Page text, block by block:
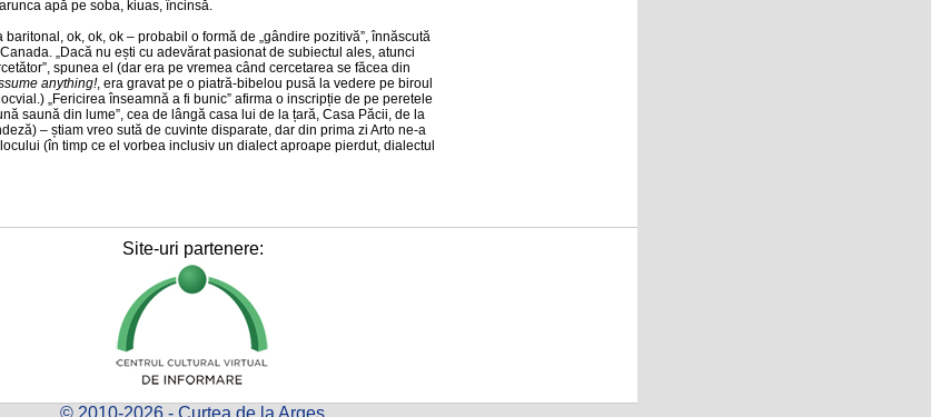
apă pe soba, kiuas, încinsă.
ok, ok, ok – probabil o formă de „gândire pozitivă”, înnăscută
„Dacă nu ești cu adevărat pasionat de subiectul ales, atunci
spunea el (dar era pe vremea când cercetarea se făcea din
anything!, era gravat pe o piatră-bibelou pusă la vedere pe biroul
„Fericirea înseamnă a fi bunic” afirma o inscripție de pe peretele
saună din lume”, cea de lângă casa lui de la țară, Casa Păcii, de la
– știam vreo sută de cuvinte disparate, dar din prima zi Arto ne-a
(în timp ce el vorbea inclusiv un dialect aproape pierdut, dialectul
Site-uri partenere:
© 2010-2026 - Curtea de la Argeş